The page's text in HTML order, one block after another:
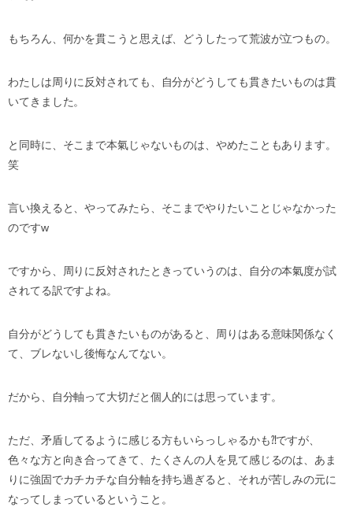
もちろん、何かを貫こうと思えば、どうしたって荒波が立つもの。
わたしは周りに反対されても、自分がどうしても貫きたいものは貫
いてきました。
と同時に、そこまで本氣じゃないものは、やめたこともあります。
笑
言い換えると、やってみたら、そこまでやりたいことじゃなかった
のですw
ですから、周りに反対されたときっていうのは、自分の本氣度が試
されてる訳ですよね。
自分がどうしても貫きたいものがあると、周りはある意味関係なく
て、ブレないし後悔なんてない。
だから、自分軸って大切だと個人的には思っています。
ただ、矛盾してるように感じる方もいらっしゃるかも⁈ですが、
色々な方と向き合ってきて、たくさんの人を見て感じるのは、あま
りに強固でカチカチな自分軸を持ち過ぎると、それが苦しみの元に
なってしまっているということ。